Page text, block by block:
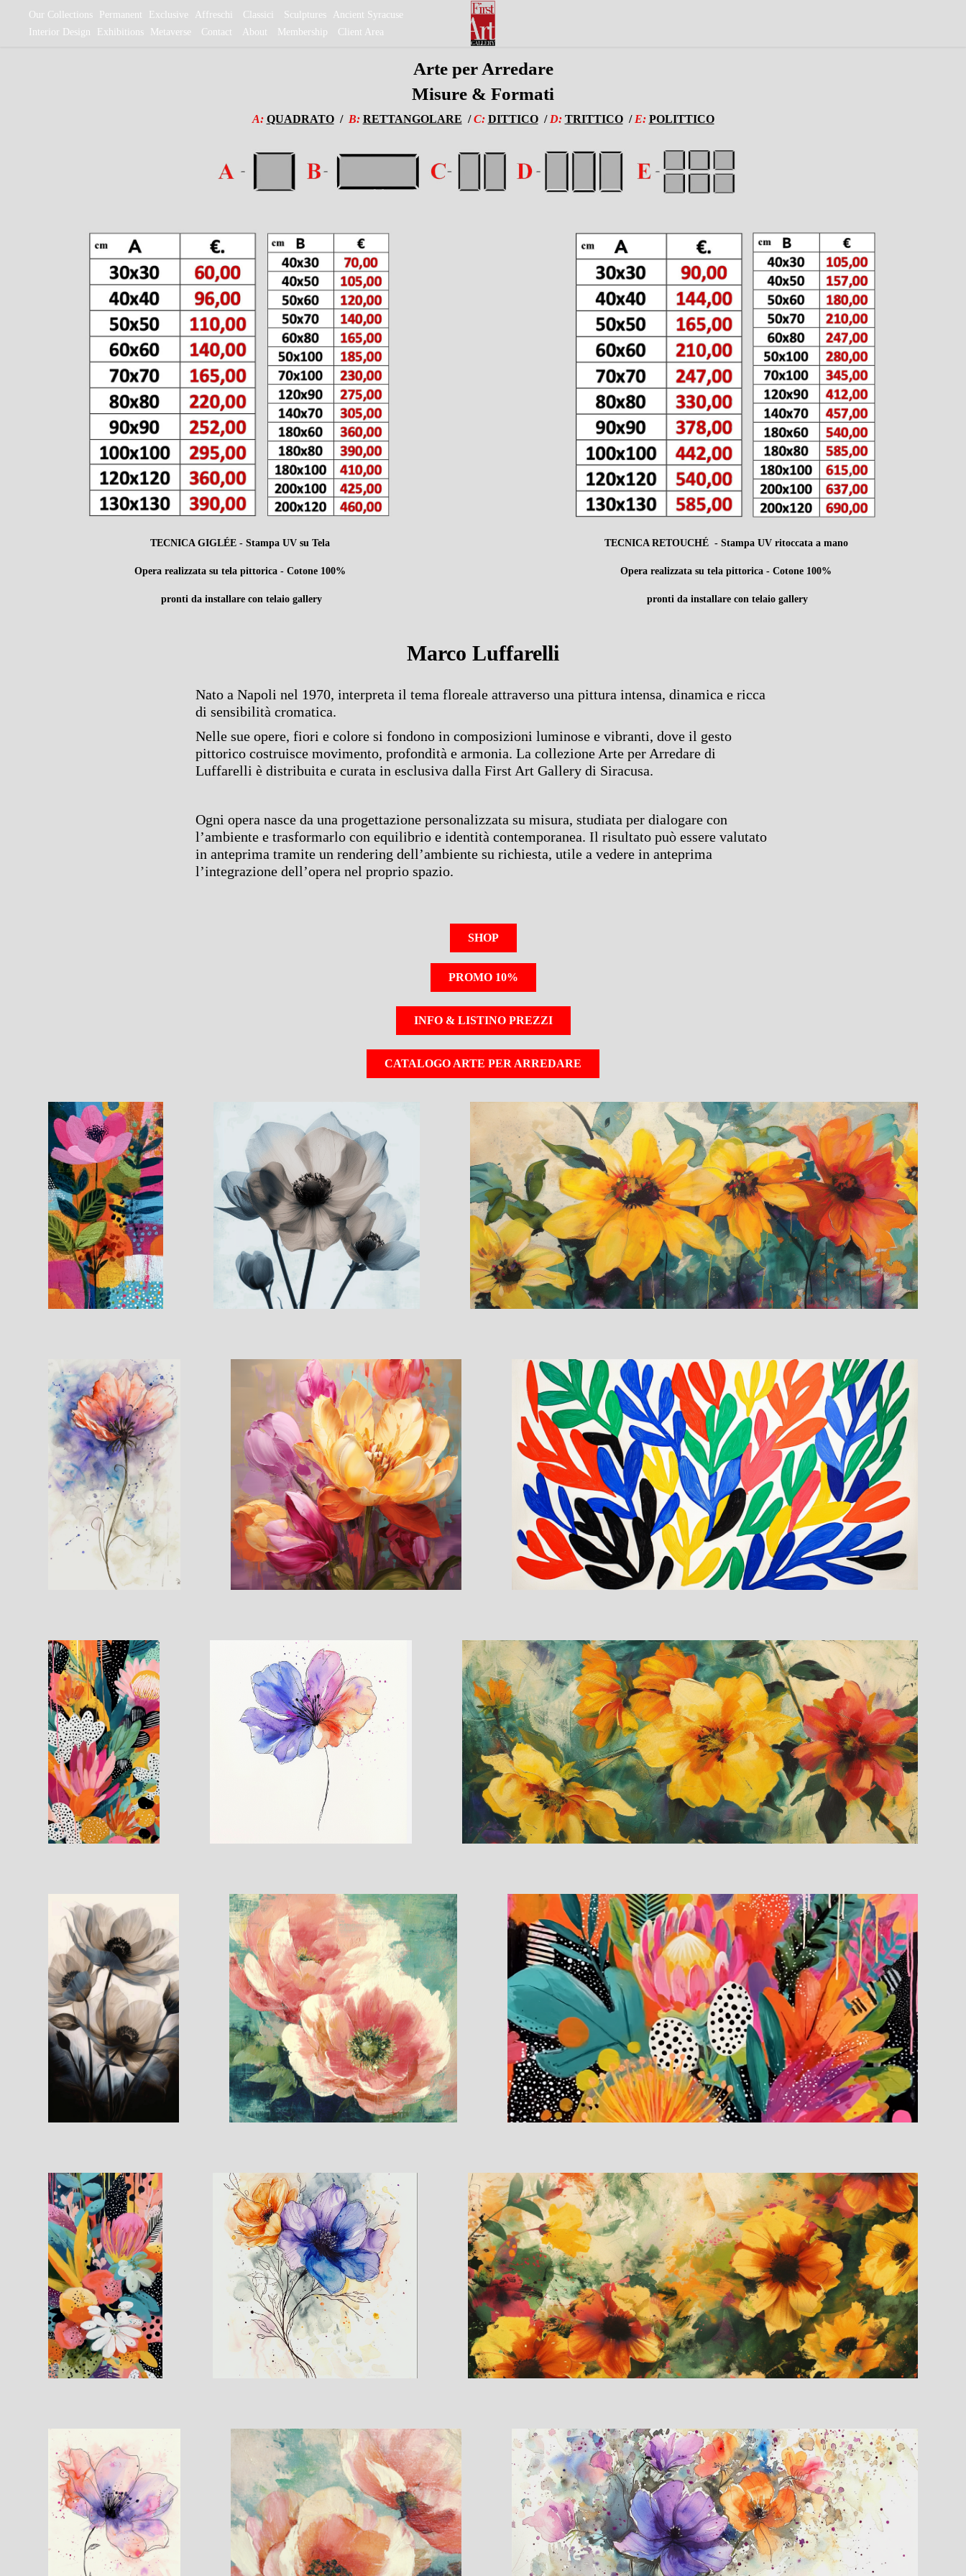
Our Collections Permanent Exclusive Affreschi Classici Sculptures
Ancient Syracuse
Interior Design
Exhibitions Metaverse Contact About Membership Client Area
Arte per Arredare
Misure & Formati
A: QUADRATO / B: RETTANGOLARE / C: DITTICO / D: TRITTICO / E: POLITTICO
TECNICA GIGLÉE - Stampa UV su Tela
Opera realizzata su tela pittorica - Cotone 100%
pronti da installare con telaio gallery
TECNICA RETOUCHÉ ​​​​​​​ - Stampa UV ritoccata a mano
Opera realizzata su tela pittorica - Cotone 100%
pronti da installare con telaio gallery
Marco Luffarelli
Nato a Napoli nel 1970, interpreta il tema floreale attraverso una pittura intensa, dinamica e ricca
di sensibilità cromatica.
Nelle sue opere, fiori e colore si fondono in composizioni luminose e vibranti, dove il gesto
pittorico costruisce movimento, profondità e armonia. La collezione Arte per Arredare di
Luffarelli è distribuita e curata in esclusiva dalla First Art Gallery di Siracusa.
Ogni opera nasce da una progettazione personalizzata su misura, studiata per dialogare con
l’ambiente e trasformarlo con equilibrio e identità contemporanea. Il risultato può essere valutato
in anteprima tramite un rendering dell’ambiente su richiesta, utile a vedere in anteprima
l’integrazione dell’opera nel proprio spazio.
SHOP
PROMO 10%
INFO & LISTINO PREZZI
CATALOGO ARTE PER ARREDARE